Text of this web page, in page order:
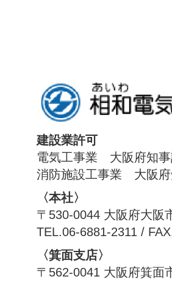
建設業許可
電気工事業 大阪府知
消防施設工事業 大阪府
〈本社〉
〒530-0044 大阪府大阪
TEL.06-6881-2311 /
〈箕面支店〉
〒562-0041 大阪府箕面